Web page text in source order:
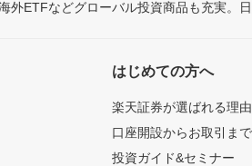
外ETFなどグローバル投資商品も充実。
はじめての方へ
楽天証券が選ばれる理由
口座開設からお取引ま
投資ガイド&セミナー